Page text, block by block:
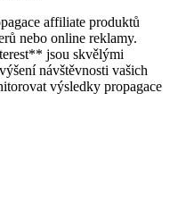
affiliate produktů
nebo online reklamy.
jsou skvělými
návštěvnosti vašich
výsledky propagace